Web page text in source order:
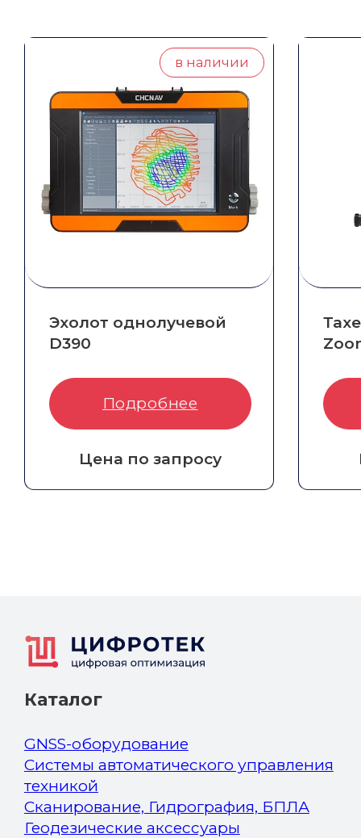
в наличии
Эхолот однолучевой
D390
Артикул:
Подробнее
Цена по запросу
Каталог
GNSS-оборудование
Системы автоматического управления
техникой
Сканирование, Гидрография, БПЛА
Геодезические аксессуары